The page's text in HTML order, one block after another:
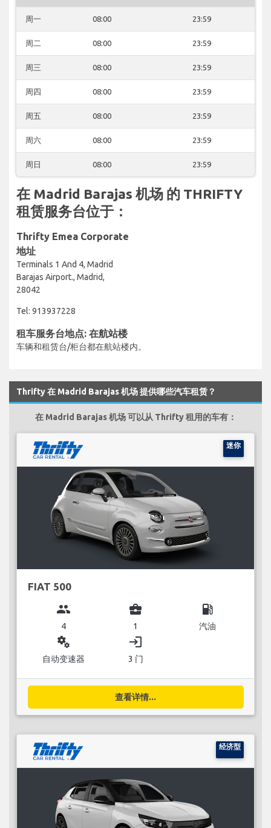
周一 08:00 23:59
周二 08:00 23:59
周三 08:00 23:59
周四 08:00 23:59
周五 08:00 23:59
周六 08:00 23:59
周日 08:00 23:59
在 Madrid Barajas 机场 的 THRIFTY
租赁服务台位于：
Thrifty Emea Corporate
地址
Terminals 1 And 4, Madrid
Barajas Airport., Madrid,
28042
Tel: 913937228
租车服务台地点: 在航站楼
车辆和租赁台/柜台都在航站楼内。
Thrifty 在 Madrid Barajas 机场 提供哪些汽车租赁？
在 Madrid Barajas 机场 可以从 Thrifty 租用的车有：
迷你
FIAT 500
group
4
business_center
1
local_gas_station
汽油
miscellaneous_services
自动变速器
login
3 门
查看详情...
经济型